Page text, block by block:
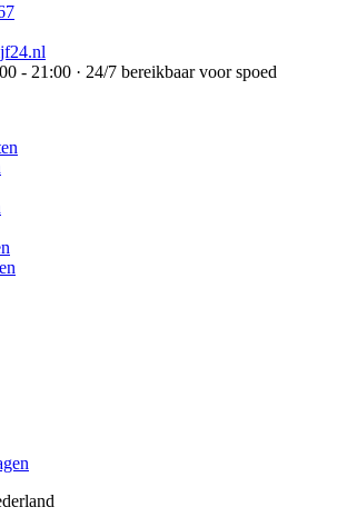
- 21:00 · 24/7 bereikbaar voor spoed